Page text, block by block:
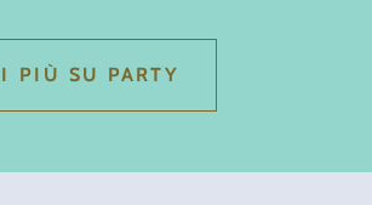
PIÙ SU PARTY